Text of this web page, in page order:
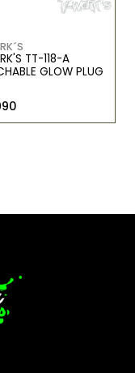
TT-118-A
GLOW PLUG